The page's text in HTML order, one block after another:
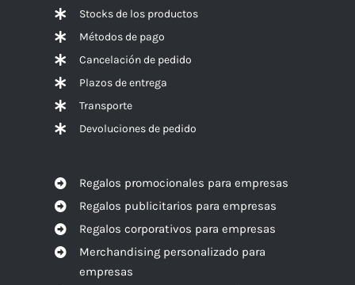
Stocks de los productos
Métodos de pago
Cancelación de pedido
Plazos de entrega
Transporte
Devoluciones de pedido
Regalos promocionales para empresas
Regalos publicitarios para empresas
Regalos corporativos para empresas
Merchandising personalizado para
empresas